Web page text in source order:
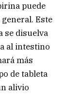
puede
Este
se disuelva
al intestino
más
de tableta
alivio